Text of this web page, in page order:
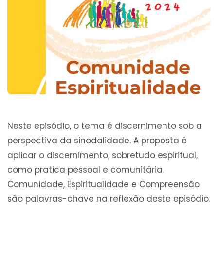
Neste episódio, o tema é discernimento sob a
perspectiva da sinodalidade. A proposta é
aplicar o discernimento, sobretudo espiritual,
como pratica pessoal e comunitária.
Comunidade, Espiritualidade e Compreensão
são palavras-chave na reflexão deste episódio.